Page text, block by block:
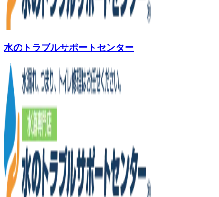
水のトラブルサポートセンター